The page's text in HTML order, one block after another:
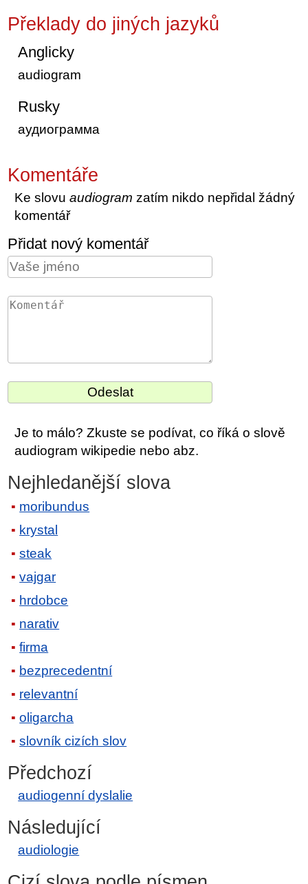
Překlady do jiných jazyků
Anglicky
audiogram
Rusky
аудиограмма
Komentáře
Ke slovuaudiogram zatím nikdo nepřidal žádný
komentář
Přidat nový komentář
Je to málo? Zkuste se podívat, co říká o slově
audiogram wikipedie nebo abz.
Nejhledanější slova
moribundus
krystal
steak
vajgar
hrdobce
narativ
firma
bezprecedentní
relevantní
oligarcha
slovník cizích slov
Předchozí
audiogenní dyslalie
Následující
audiologie